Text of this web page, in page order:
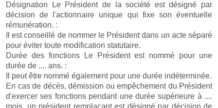
Désignation Le Président de la société est désigné par
décision de l'actionnaire unique qui fixe son éventuelle
rémunération. :
Il est conseillé de nommer le Président dans un acte séparé
pour éviter toute modification statutaire.
Durée des fonctions Le Président est nommé pour une
durée de .... ans. :
Il peut être nommé également pour une durée indéterminée.
En cas de décès, démission ou empêchement du Président
d'exercer ses fonctions pendant une durée supérieure à ....
mois, un président remplaçant est désigné par décision de